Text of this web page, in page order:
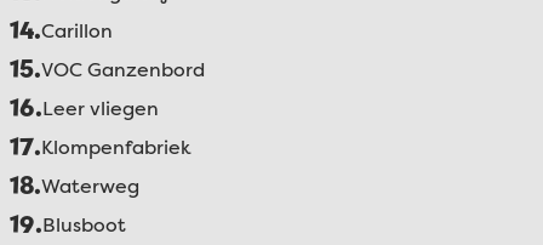
14.Carillon
15.VOC Ganzenbord
16. Leer vliegen
17. Klompenfabriek
18.Waterweg
19. Blusboot